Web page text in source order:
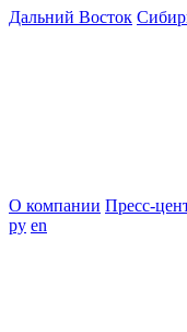
Дальний Восток
О компании Пресс-
ру en